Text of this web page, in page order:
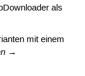
als
mit einem
→